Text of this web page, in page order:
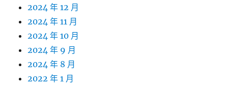
2024 年 12 月
2024 年 11 月
2024 年 10 月
2024 年 9 月
2024 年 8 月
2022 年 1 月